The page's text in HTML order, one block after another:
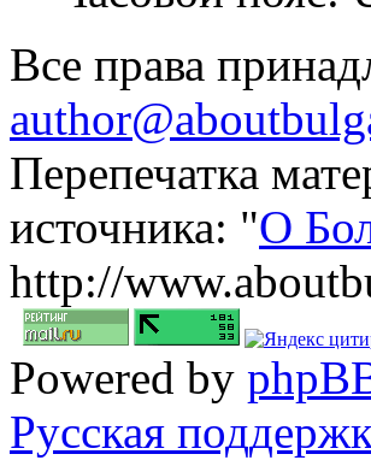
Все права
Перепечатка
источника: "О
http://
Powered by
Русская